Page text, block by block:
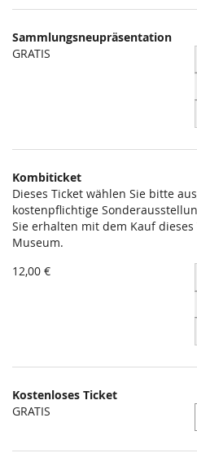
Sammlungsneupräsentation
GRATIS
Kombiticket
Dieses Ticket wählen Sie bitte
kostenpflichtige
Sie erhalten mit dem Kauf
Museum.
12,00 €
Kostenloses Ticket
GRATIS